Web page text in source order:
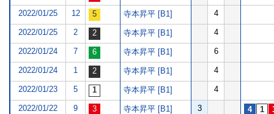
2022/01/25 12 寺本昇平 [B1] 4
2022/01/25 2 寺本昇平 [B1] 4
2022/01/24 7 寺本昇平 [B1] 6
2022/01/24 1 寺本昇平 [B1] 4
2022/01/23 5 寺本昇平 [B1] 4
2022/01/22 9 寺本昇平 [B1] 3